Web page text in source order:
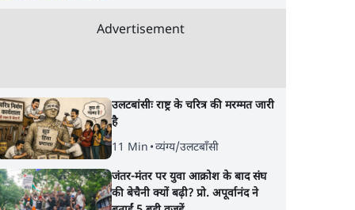
Advertisement
उलटबांसीः राष्ट्र के चरित्र की मरम्मत जारी
है
11 Min •व्यंग्य/उलटबाँसी
जंतर-मंतर पर युवा आक्रोश के बाद संघ
की बेचैनी क्यों बढ़ी? प्रो. अपूर्वानंद ने